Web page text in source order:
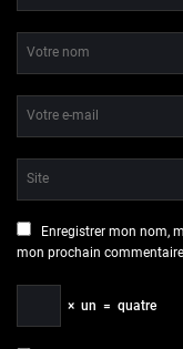
Enregistrer mon nom,
mon prochain
× un = quatre